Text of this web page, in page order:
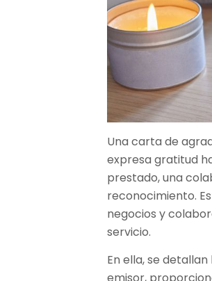
Una carta de
expresa gratitud
prestado, una
reconocimiento.
negocios y
servicio.
En ella, se